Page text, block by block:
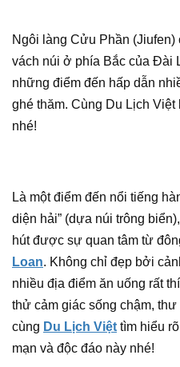
Ngôi làng Cửu Phần (Jiufen)
vách núi ở phía Bắc của Đài
những điểm đến hấp dẫn
ghé thăm. Cùng Du Lịch
nhé!
Là một điểm đến nổi tiếng
diện hải” (dựa núi trông
hút được sự quan tâm từ
Loan. Không chỉ đẹp bởi
nhiều địa điểm ăn uống rất
thử cảm giác sống chậm,
cùng Du Lịch Việt tìm hiểu
mạn và độc đáo này nhé!